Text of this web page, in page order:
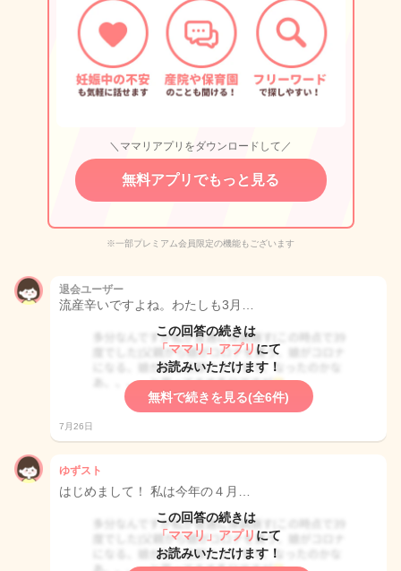
＼ママリアプリをダウンロードして／
無料アプリでもっと見る
※一部プレミアム会員限定の機能もございます
退会ユーザー
流産辛いですよね。わたしも3月…
この回答の続きは
「ママリ」アプリ にて
お読みいただけます！
無料で続きを見る(全6件)
7月26日
ゆずスト
はじめまして！ 私は今年の４月…
この回答の続きは
「ママリ」アプリ にて
お読みいただけます！